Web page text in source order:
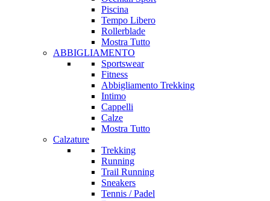
Piscina
Tempo Libero
Rollerblade
Mostra Tutto
ABBIGLIAMENTO
Sportswear
Fitness
Abbigliamento Trekking
Intimo
Cappelli
Calze
Mostra Tutto
Calzature
Trekking
Running
Trail Running
Sneakers
Tennis / Padel